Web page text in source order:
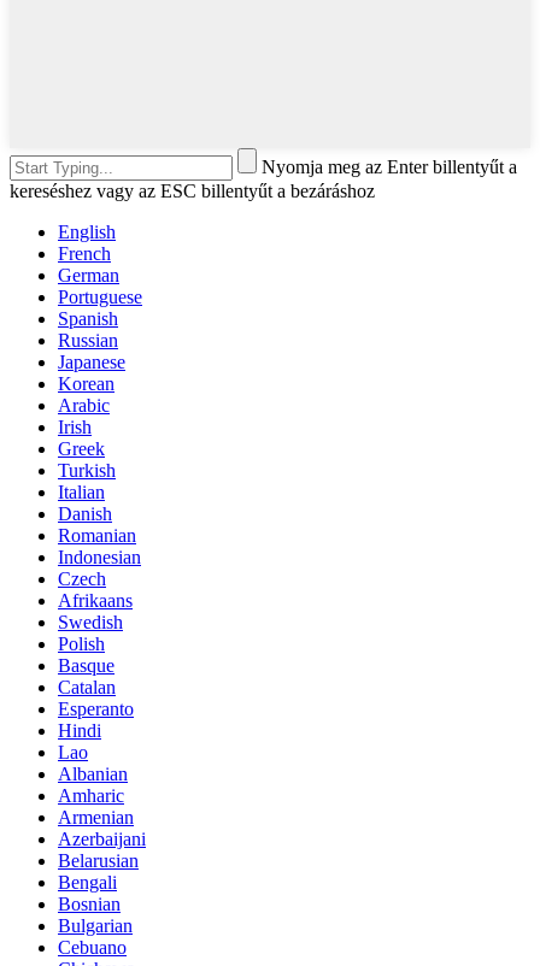
Nyomja meg az Enter billentyűt a
kereséshez vagy az ESC billentyűt a bezáráshoz
English
French
German
Portuguese
Spanish
Russian
Japanese
Korean
Arabic
Irish
Greek
Turkish
Italian
Danish
Romanian
Indonesian
Czech
Afrikaans
Swedish
Polish
Basque
Catalan
Esperanto
Hindi
Lao
Albanian
Amharic
Armenian
Azerbaijani
Belarusian
Bengali
Bosnian
Bulgarian
Cebuano